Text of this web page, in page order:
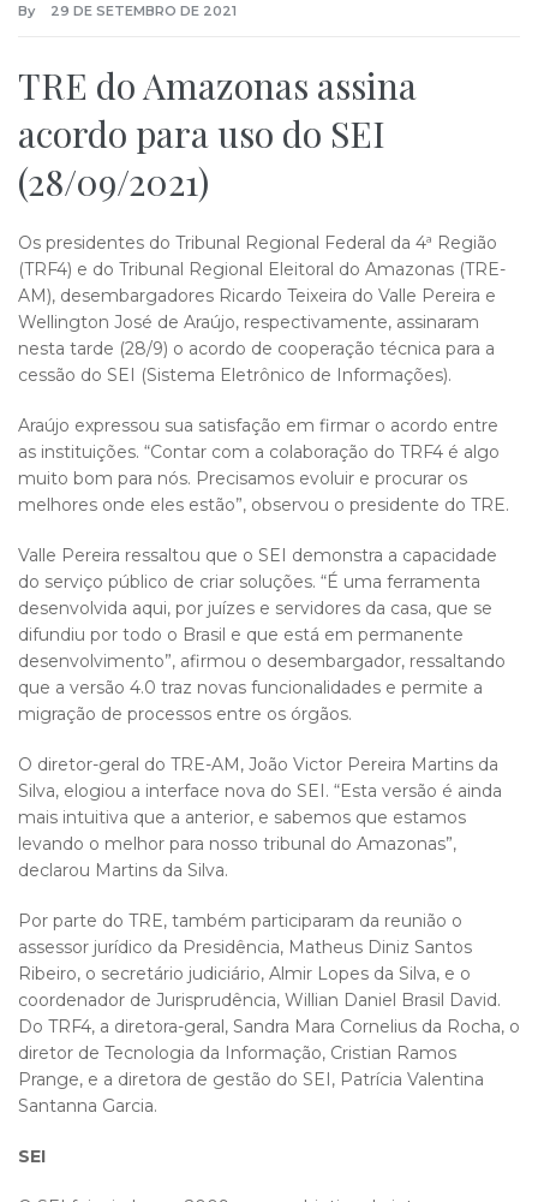
By 29 DE SETEMBRO DE 2021
TRE do Amazonas assina
acordo para uso do SEI
(28/09/2021)
Os presidentes do Tribunal Regional Federal da 4ª Região
(TRF4) e do Tribunal Regional Eleitoral do Amazonas (TRE-
AM), desembargadores Ricardo Teixeira do Valle Pereira e
Wellington José de Araújo, respectivamente, assinaram
nesta tarde (28/9) o acordo de cooperação técnica para a
cessão do SEI (Sistema Eletrônico de Informações).
Araújo expressou sua satisfação em firmar o acordo entre
as instituições. “Contar com a colaboração do TRF4 é algo
muito bom para nós. Precisamos evoluir e procurar os
melhores onde eles estão”, observou o presidente do TRE.
Valle Pereira ressaltou que o SEI demonstra a capacidade
do serviço público de criar soluções. “É uma ferramenta
desenvolvida aqui, por juízes e servidores da casa, que se
difundiu por todo o Brasil e que está em permanente
desenvolvimento”, afirmou o desembargador, ressaltando
que a versão 4.0 traz novas funcionalidades e permite a
migração de processos entre os órgãos.
O diretor-geral do TRE-AM, João Victor Pereira Martins da
Silva, elogiou a interface nova do SEI. “Esta versão é ainda
mais intuitiva que a anterior, e sabemos que estamos
levando o melhor para nosso tribunal do Amazonas”,
declarou Martins da Silva.
Por parte do TRE, também participaram da reunião o
assessor jurídico da Presidência, Matheus Diniz Santos
Ribeiro, o secretário judiciário, Almir Lopes da Silva, e o
coordenador de Jurisprudência, Willian Daniel Brasil David.
Do TRF4, a diretora-geral, Sandra Mara Cornelius da Rocha, o
diretor de Tecnologia da Informação, Cristian Ramos
Prange, e a diretora de gestão do SEI, Patrícia Valentina
Santanna Garcia.
S​​EI